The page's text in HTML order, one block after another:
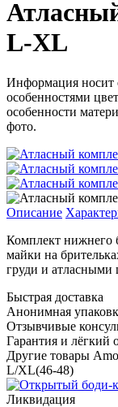
L-XL
Информация носит
особенностями
особенности
фото.
Описание
Комплект нижнего
майки на
груди и
Быстрая доставка
Анонимная
Отзывчивые
Гарантия и лёгкий
Другие товары
L/XL(46-48)
Ликвидация